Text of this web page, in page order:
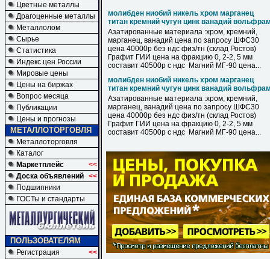
Цветные металлы
Драгоценные металлы
Металлолом
Сырье
Статистика
Индекс цен России
Мировые цены
Цены на биржах
Вопрос месяца
Публикации
Цены и прогнозы
МЕТАЛЛОТОРГОВЛЯ
Металлоторговля
Каталог
Маркетплейс
<<
Доска объявлений <<
Подшипники
ГОСТы и стандарты
ПОЛЬЗОВАТЕЛЯМ
Регистрация
<<
молибден ниобий никель хром марганец
титан кремний чугун цинк ванадий
Азатированные материала :хром, кремний,
марганец, ванадий цена по запросу ШФС30
цена 40000р без ндс физ/тн (склад Ростов)
Графит ГИИ цена на фракцию 0, 2-2, 5 мм
составит 40500р с ндс Магний МГ-90 цена...
молибден ниобий никель хром марганец
титан кремний чугун цинк ванадий
Азатированные материала :хром, кремний,
марганец, ванадий цена по запросу ШФС30
цена 40000р без ндс физ/тн (склад Ростов)
Графит ГИИ цена на фракцию 0, 2-2, 5 мм
составит 40500р с ндс Магний МГ-90 цена...